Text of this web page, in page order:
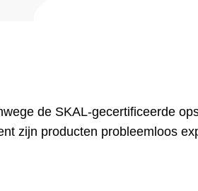
de SKAL-gecertificeerde
zijn producten probleemloos